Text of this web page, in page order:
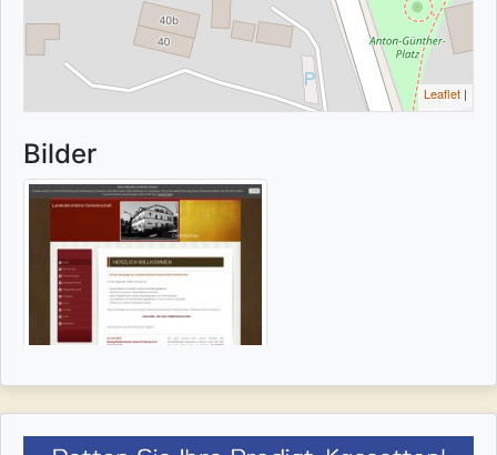
Leaflet |
Bilder